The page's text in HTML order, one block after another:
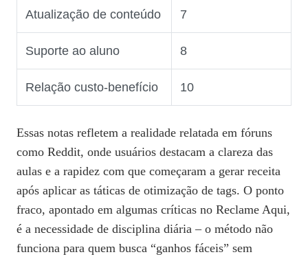
Atualização de conteúdo 7
Suporte ao aluno 8
Relação custo‑benefício 10
Essas notas refletem a realidade relatada em fóruns
como Reddit, onde usuários destacam a clareza das
aulas e a rapidez com que começaram a gerar receita
após aplicar as táticas de otimização de tags. O ponto
fraco, apontado em algumas críticas no Reclame Aqui,
é a necessidade de disciplina diária – o método não
funciona para quem busca “ganhos fáceis” sem